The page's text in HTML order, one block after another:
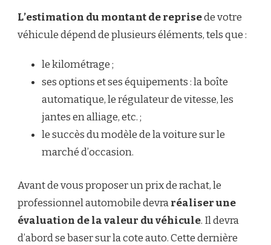
L’estimation du montant de reprisede votre
véhicule dépend de plusieurs éléments, tels que :
le kilométrage ;
ses options et ses équipements : la boîte
automatique, le régulateur de vitesse, les
jantes en alliage, etc. ;
le succès du modèle de la voiture sur le
marché d’occasion.
Avant de vous proposer un prix de rachat, le
professionnel automobile devraréaliser une
évaluation de la valeur du véhicule. Il devra
d’abord se baser sur la cote auto. Cette dernière